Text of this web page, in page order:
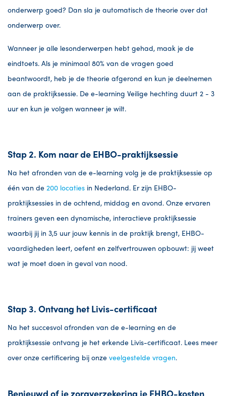
onderwerp goed? Dan sla je automatisch de theorie over dat
onderwerp over.
Wanneer je alle lesonderwerpen hebt gehad, maak je de
eindtoets. Als je minimaal 80% van de vragen goed
beantwoordt, heb je de theorie afgerond en kun je deelnemen
aan de praktijksessie. De e-learning Veilige hechting duurt 2 - 3
uur en kun je volgen wanneer je wilt.
Stap 2. Kom naar de EHBO-praktijksessie
Na het afronden van de e-learning volg je de praktijksessie op
één van de 200 locaties in Nederland. Er zijn EHBO-
praktijksessies in de ochtend, middag en avond. Onze ervaren
trainers geven een dynamische, interactieve praktijksessie
waarbij jij in 3,5 uur jouw kennis in de praktijk brengt, EHBO-
vaardigheden leert, oefent en zelfvertrouwen opbouwt: jij weet
wat je moet doen in geval van nood.
Stap 3. Ontvang het Livis-certificaat
Na het succesvol afronden van de e-learning en de
praktijksessie ontvang je het erkende Livis-certificaat. Lees meer
over onze certificering bij onze veelgestelde vragen.
Benieuwd of je zorgverzekering je EHBO-kosten